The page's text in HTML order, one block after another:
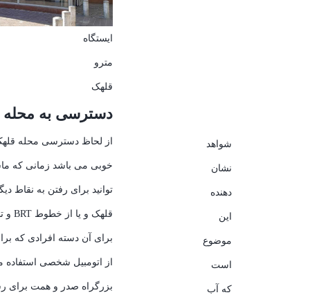
شواهد
نشان
دهنده
این
موضوع
است
که آب
ایستگاه
مترو
قلهک
دسترسی به محله
از لحاظ دسترسی محله
خوبی می باشد زمانی که
توانید برای رفتن به نقاط
قلهک و یا از خطوط BRT و تاکسی کنید .
برای آن دسته افرادی که
از اتومبیل شخصی استفاده
بزرگراه صدر و همت برای